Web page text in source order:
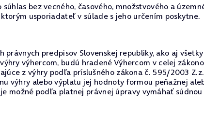
bez vecného, časového, množstvového a
usporiadateľ v súlade s jeho určením poskytne.
predpisov Slovenskej republiky, ako aj
výhercom, budú hradené Výhercom v celej
z výhry podľa príslušného zákona č. 595/2003
výhry alebo výplatu jej hodnoty formou peňažnej
možné podľa platnej právnej úpravy vymáhať súdnou